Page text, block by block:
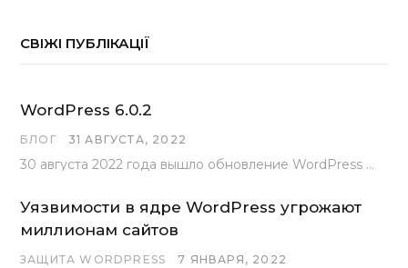
СВІЖІ ПУБЛІКАЦІЇ
WordPress 6.0.2
БЛОГ 31 АВГУСТА, 2022
30 августа 2022 года вышло обновление WordPress под номером 6.0.2 . Эта версия доступна для скачивания с сайта wordpress.org…
Уязвимости в ядре WordPress угрожают
миллионам сайтов
ЗАЩИТА WORDPRESS 7 ЯНВАРЯ, 2022